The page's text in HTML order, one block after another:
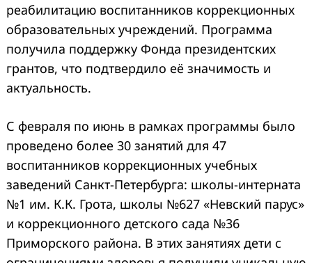
реабилитацию воспитанников коррекционных
образовательных учреждений. Программа
получила поддержку Фонда президентских
грантов, что подтвердило её значимость и
актуальность.
С февраля по июнь в рамках программы было
проведено более 30 занятий для 47
воспитанников коррекционных учебных
заведений Санкт-Петербурга: школы-интерната
№1 им. К.К. Грота, школы №627 «Невский парус»
и коррекционного детского сада №36
Приморского района. В этих занятиях дети с